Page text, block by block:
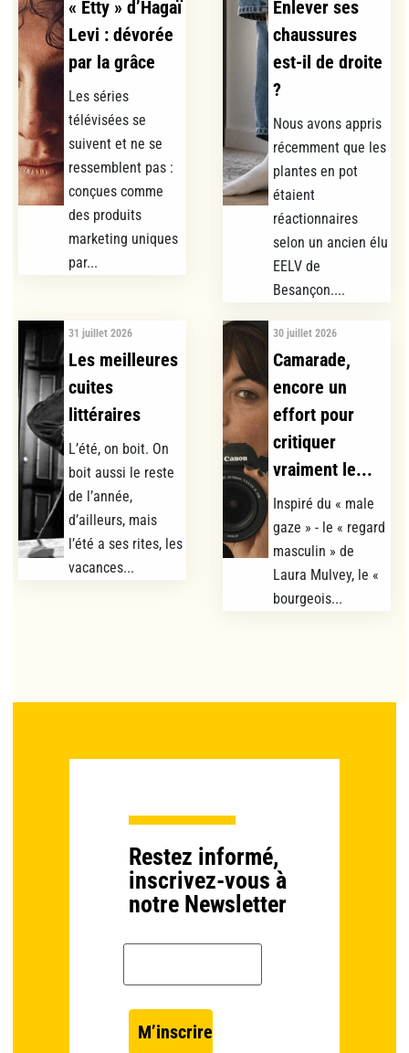
« Etty » d’Hagaï
Levi : dévorée
par la grâce
Les séries
télévisées se
suivent et ne se
ressemblent pas :
conçues comme
des produits
marketing uniques
par...
Enlever ses
chaussures
est-il de droite
?
Nous avons appris
récemment que les
plantes en pot
étaient
réactionnaires
selon un ancien élu
EELV de
Besançon....
31 juillet 2026
Les meilleures
cuites
littéraires
L’été, on boit. On
boit aussi le reste
de l’année,
d’ailleurs, mais
l’été a ses rites, les
vacances...
30 juillet 2026
Camarade,
encore un
effort pour
critiquer
vraiment le...
Inspiré du « male
gaze » - le « regard
masculin » de
Laura Mulvey, le «
bourgeois...
Restez informé,
inscrivez-vous à
notre Newsletter